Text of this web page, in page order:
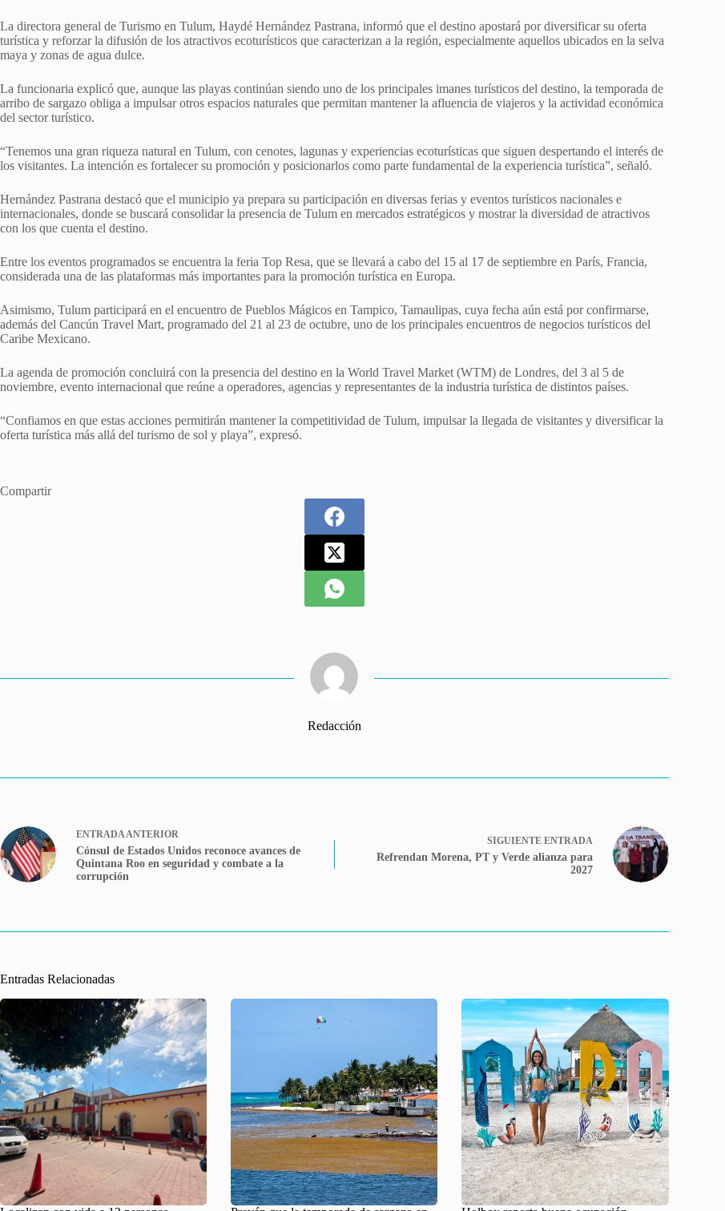
La directora general de Turismo en Tulum, Haydé Hernández Pastrana, informó que el destino apostará por diversificar su oferta
turística y reforzar la difusión de los atractivos ecoturísticos que caracterizan a la región, especialmente aquellos ubicados en la selva
maya y zonas de agua dulce.
La funcionaria explicó que, aunque las playas continúan siendo uno de los principales imanes turísticos del destino, la temporada de
arribo de sargazo obliga a impulsar otros espacios naturales que permitan mantener la afluencia de viajeros y la actividad económica
del sector turístico.
“Tenemos una gran riqueza natural en Tulum, con cenotes, lagunas y experiencias ecoturísticas que siguen despertando el interés de
los visitantes. La intención es fortalecer su promoción y posicionarlos como parte fundamental de la experiencia turística”, señaló.
Hernández Pastrana destacó que el municipio ya prepara su participación en diversas ferias y eventos turísticos nacionales e
internacionales, donde se buscará consolidar la presencia de Tulum en mercados estratégicos y mostrar la diversidad de atractivos
con los que cuenta el destino.
Entre los eventos programados se encuentra la feria Top Resa, que se llevará a cabo del 15 al 17 de septiembre en París, Francia,
considerada una de las plataformas más importantes para la promoción turística en Europa.
Asimismo, Tulum participará en el encuentro de Pueblos Mágicos en Tampico, Tamaulipas, cuya fecha aún está por confirmarse,
además del Cancún Travel Mart, programado del 21 al 23 de octubre, uno de los principales encuentros de negocios turísticos del
Caribe Mexicano.
La agenda de promoción concluirá con la presencia del destino en la World Travel Market (WTM) de Londres, del 3 al 5 de
noviembre, evento internacional que reúne a operadores, agencias y representantes de la industria turística de distintos países.
“Confiamos en que estas acciones permitirán mantener la competitividad de Tulum, impulsar la llegada de visitantes y diversificar la
oferta turística más allá del turismo de sol y playa”, expresó.
Compartir
Redacción
ENTRADA ANTERIOR
Cónsul de Estados Unidos reconoce avances de
Quintana Roo en seguridad y combate a la
corrupción
SIGUIENTE ENTRADA
Refrendan Morena, PT y Verde alianza para
2027
Entradas Relacionadas